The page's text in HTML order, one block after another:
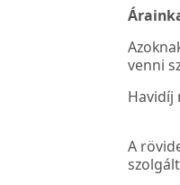
venni
Havidíj
A